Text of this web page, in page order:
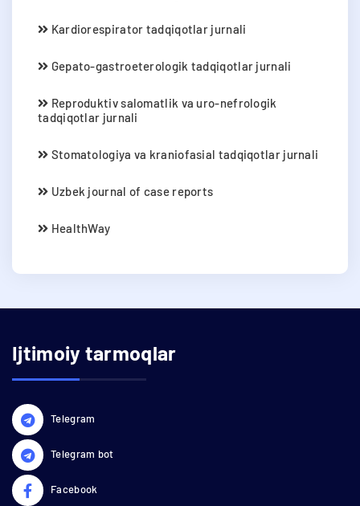
Kardiorespirator tadqiqotlar jurnali
Gepato-gastroeterologik tadqiqotlar jurnali
Reproduktiv salomatlik va uro-nefrologik
tadqiqotlar jurnali
Stomatologiya va kraniofasial tadqiqotlar jurnali
Uzbek journal of case reports
HealthWay
Ijtimoiy tarmoqlar
Telegram
Telegram bot
Facebook